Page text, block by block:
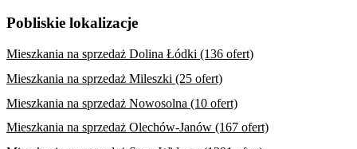
Pobliskie lokalizacje
Mieszkania na sprzedaż Dolina Łódki (136 ofert)
Mieszkania na sprzedaż Mileszki (25 ofert)
Mieszkania na sprzedaż Nowosolna (10 ofert)
Mieszkania na sprzedaż Olechów-Janów (167 ofert)